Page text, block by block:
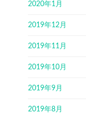
2020年1月
2019年12月
2019年11月
2019年10月
2019年9月
2019年8月